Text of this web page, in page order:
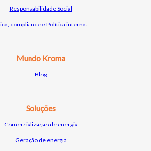
Responsabilidade Social
compliance e Política interna.
Mundo Kroma
Blog
Soluções
Comercialização de energia
Geração de energia